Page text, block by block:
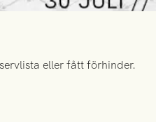
eller fått förhinder.